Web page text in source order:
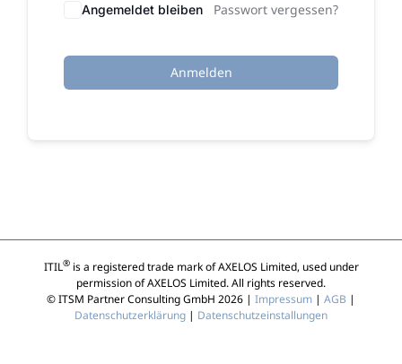
Angemeldet bleiben Passwort vergessen?
Anmelden
ITIL®is a registered trade mark of AXELOS Limited, used under
permission of AXELOS Limited. All rights reserved.
© ITSM Partner Consulting GmbH 2026 | Impressum | AGB |
Datenschutzerklärung | Datenschutzeinstallungen